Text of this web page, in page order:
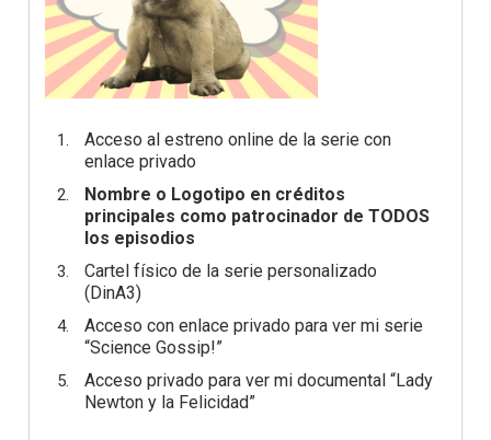
Acceso al estreno online de la serie con
enlace privado
Nombre o Logotipo en créditos
principales como patrocinador de TODOS
los episodios
Cartel físico de la serie personalizado
(DinA3)
Acceso con enlace privado para ver mi serie
“Science Gossip!”
Acceso privado para ver mi documental “Lady
Newton y la Felicidad”